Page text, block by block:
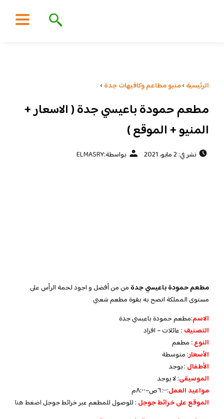
الرئيسية ›منيو مطاعم وكافيهات جدة ›
مطعم حمودة باعيسي جدة ( الاسعار +
المنيو + الموقع )
نشر في: 2 مايو، 2021 بواسطة:ELMASRY
مطعم حمودة باعيسي جدة من ‏من أفضل و اجود لحمة الرأس ‏على
مستوى المملكة انصح به بقوة مطعم شعبي
الاسم:مطعم حمودة باعيسي جدة
التصنيف : عائلات – افراد
النوع : مطعم
الأسعار: متوسطة
الأطفال :يوجد
الموسيقى: لا يوجد
مواعيد العمل:٦:٠٠ص–٨:٠٠م
الموقع على خرائط جوجل : للوصول للمطعم عبر خرائط جوجل اضغط هنا